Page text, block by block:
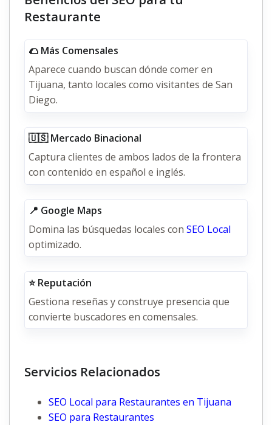
Restaurante
🌮 Más Comensales
Aparece cuando buscan dónde comer en
Tijuana, tanto locales como visitantes de San
Diego.
🇺🇸 Mercado Binacional
Captura clientes de ambos lados de la frontera
con contenido en español e inglés.
📍 Google Maps
Domina las búsquedas locales conSEO Local
optimizado.
⭐ Reputación
Gestiona reseñas y construye presencia que
convierte buscadores en comensales.
Servicios Relacionados
SEO Local para Restaurantes en Tijuana
SEO para Restaurantes